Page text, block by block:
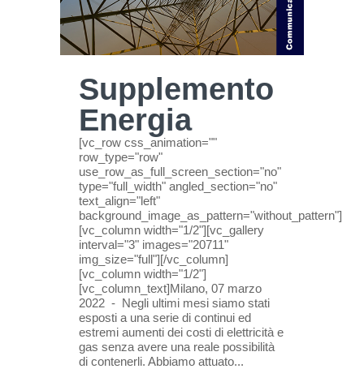
Supplemento
Energia
[vc_row css_animation=""
row_type="row"
use_row_as_full_screen_section="no"
type="full_width" angled_section="no"
text_align="left"
background_image_as_pattern="without_pattern"]
[vc_column width="1/2"][vc_gallery
interval="3" images="20711"
img_size="full"][/vc_column]
[vc_column width="1/2"]
[vc_column_text]Milano, 07 marzo
2022 - Negli ultimi mesi siamo stati
esposti a una serie di continui ed
estremi aumenti dei costi di elettricità e
gas senza avere una reale possibilità
di contenerli. Abbiamo attuato...